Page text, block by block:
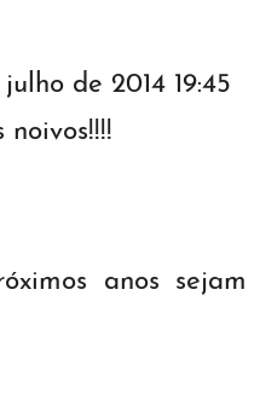
de 2014 19:45
noivos!!!!
anos